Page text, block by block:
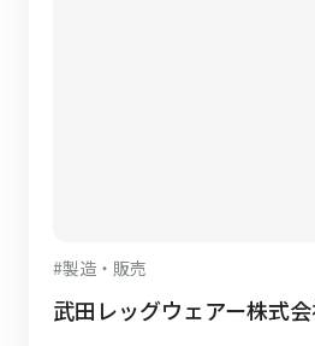
#製造・販売
武田レッグウェアー株式